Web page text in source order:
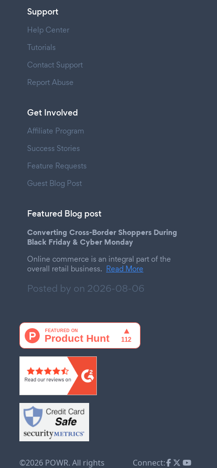
Support
Help Center
Tutorials
Contact Support
Report Abuse
Get Involved
Affiliate Program
Success Stories
Feature Requests
Guest Blog Post
Featured Blog post
Converting Cross-Border Shoppers During
Black Friday & Cyber Monday
Online commerce is an integral part of the
overall retail business. Read More
Posted by on 2026-08-06
©2026 POWR. All rights Connect: